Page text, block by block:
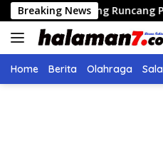
Langsung
ke
konten
Breaking News
Runcang Pelataran Parkir
Home Berita Olahraga